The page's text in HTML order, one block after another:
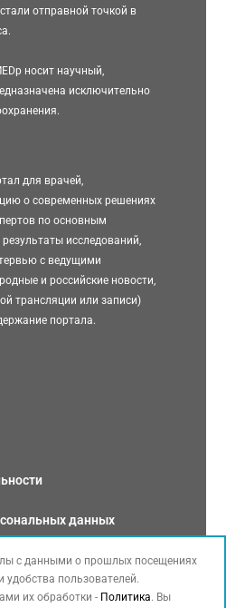
отправной точкой в
носит научный,
исключительно
для врачей,
о современных решениях
по основным
исследований,
с ведущими
и российские новости,
трансляции или записи)
портала.
данных
с данными о прошлых посещениях
удобства пользователей.
их обработки - Политика. Вы